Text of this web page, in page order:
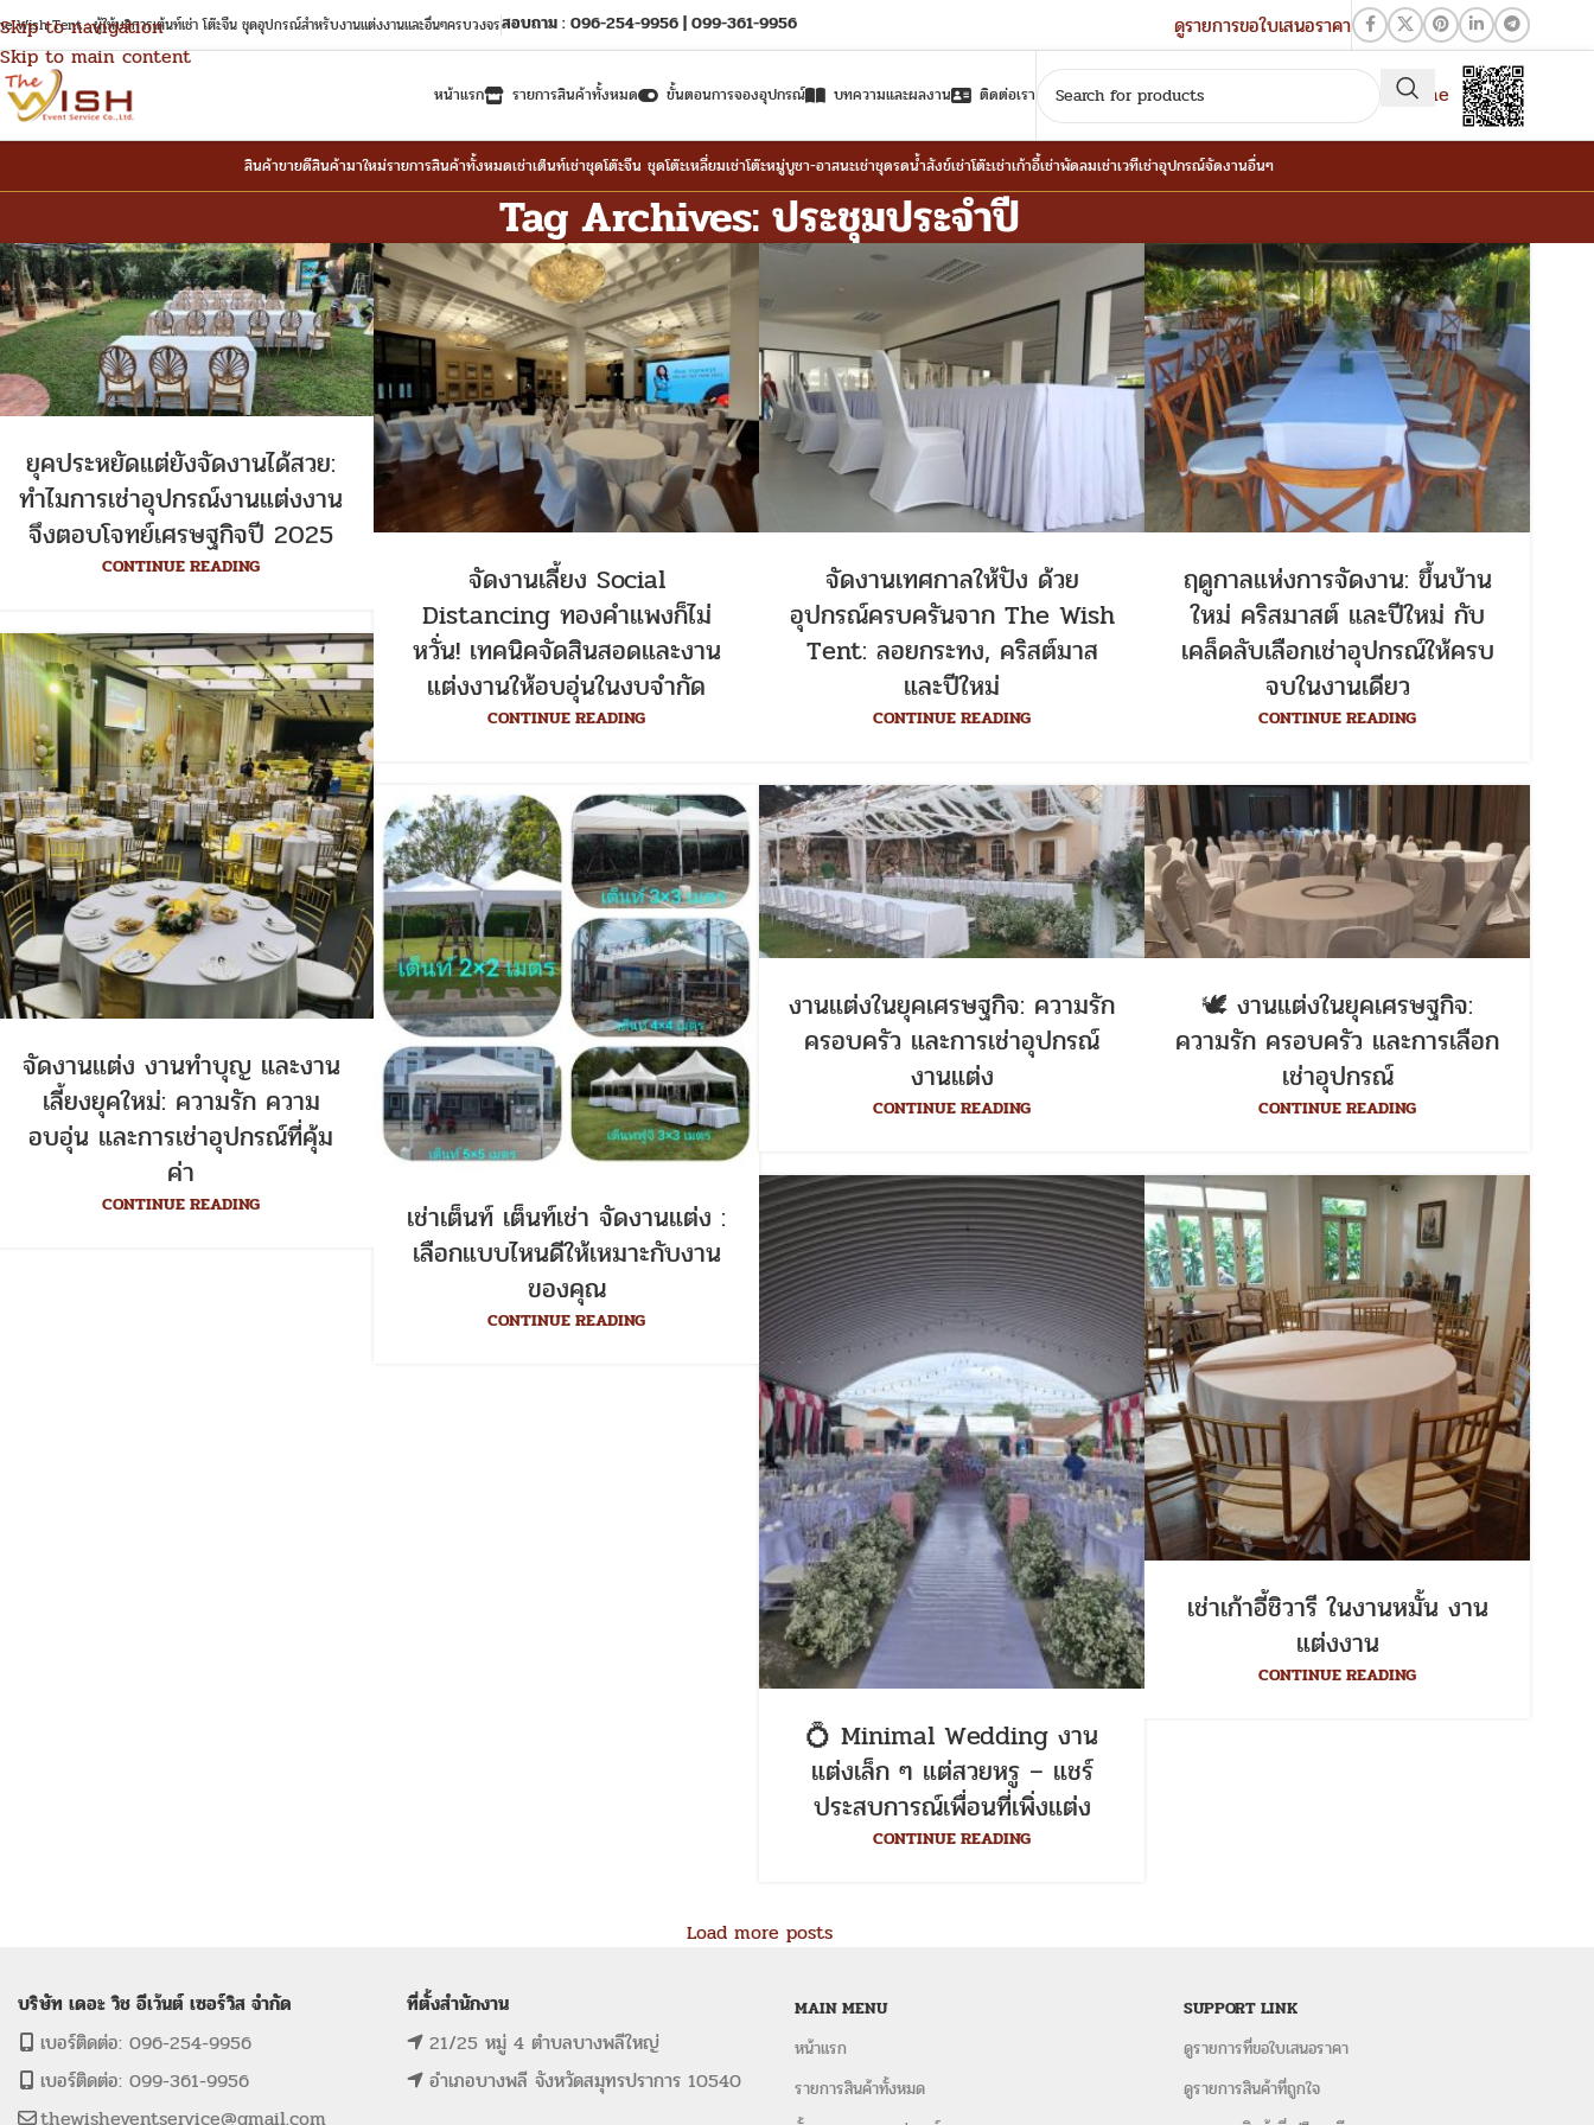
Skip to navigation
Skip to main content
Wish Tent : ผู้ให้บริการเต้นท์เช่า โต๊ะจีน ชุดอุปกรณ์สำหรับงานแต่งงานและอื่นๆครบวงจรสอบถาม : 096-254-9956 | 099-361-9956 ดูรายการขอใบเสนอราคา
หน้าแรก รายการสินค้าทั้งหมด ขั้นตอนการจองอุปกรณ์ บทความและผลงาน ติดต่อเรา QR-Line
สินค้าขายดีสินค้ามาใหม่รายการสินค้าทั้งหมดเช่าเต็นท์เช่าชุดโต๊ะจีน ชุดโต๊ะเหลี่ยมเช่าโต๊ะหมู่บูชา-อาสนะเช่าชุดรดน้ำสังข์เช่าโต๊ะเช่าเก้าอี้เช่าพัดลมเช่าเวทีเช่าอุปกรณ์จัดงานอื่นๆ
Tag Archives: ประชุมประจำปี
ยุคประหยัดแต่ยังจัดงานได้สวย:
ทำไมการเช่าอุปกรณ์งานแต่งงาน
จึงตอบโจทย์เศรษฐกิจปี 2025
CONTINUE READING
จัดงานเลี้ยง Social
Distancing ทองคำแพงก็ไม่
หวั่น! เทคนิคจัดสินสอดและงาน
แต่งงานให้อบอุ่นในงบจำกัด
CONTINUE READING
จัดงานเทศกาลให้ปัง ด้วย
อุปกรณ์ครบครันจาก The Wish
Tent: ลอยกระทง, คริสต์มาส
และปีใหม่
CONTINUE READING
ฤดูกาลแห่งการจัดงาน: ขึ้นบ้าน
ใหม่ คริสมาสต์ และปีใหม่ กับ
เคล็ดลับเลือกเช่าอุปกรณ์ให้ครบ
จบในงานเดียว
CONTINUE READING
จัดงานแต่ง งานทำบุญ และงาน
เลี้ยงยุคใหม่: ความรัก ความ
อบอุ่น และการเช่าอุปกรณ์ที่คุ้ม
ค่า
CONTINUE READING
เช่าเต็นท์ เต็นท์เช่า จัดงานแต่ง :
เลือกแบบไหนดีให้เหมาะกับงาน
ของคุณ
CONTINUE READING
งานแต่งในยุคเศรษฐกิจ: ความรัก
ครอบครัว และการเช่าอุปกรณ์
งานแต่ง
CONTINUE READING
🕊️ งานแต่งในยุคเศรษฐกิจ:
ความรัก ครอบครัว และการเลือก
เช่าอุปกรณ์
CONTINUE READING
💍 Minimal Wedding งาน
แต่งเล็ก ๆ แต่สวยหรู – แชร์
ประสบการณ์เพื่อนที่เพิ่งแต่ง
CONTINUE READING
เช่าเก้าอี้ชิวารี ในงานหมั้น งาน
แต่งงาน
CONTINUE READING
Load more posts
บริษัท เดอะ วิช อีเว้นต์ เซอร์วิส จำกัด
เบอร์ติดต่อ: 096-254-9956
เบอร์ติดต่อ: 099-361-9956
thewisheventservice@gmail.com
ที่ตั้งสำนักงาน
21/25 หมู่ 4 ตำบลบางพลีใหญ่
อำเภอบางพลี จังหวัดสมุทรปราการ 10540
MAIN MENU
หน้าแรก
รายการสินค้าทั้งหมด
SUPPORT LINK
ดูรายการที่ขอใบเสนอราคา
ดูรายการสินค้าที่ถูกใจ